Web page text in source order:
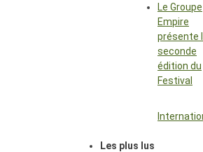
Le Groupe
Empire
présente
seconde
édition du
Festival
Les plus lus